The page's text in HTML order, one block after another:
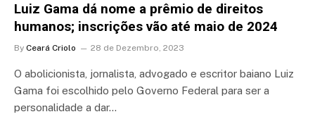
Luiz Gama dá nome a prêmio de direitos
humanos; inscrições vão até maio de 2024
By Ceará Criolo 28 de Dezembro, 2023
O abolicionista, jornalista, advogado e escritor baiano Luiz
Gama foi escolhido pelo Governo Federal para ser a
personalidade a dar…